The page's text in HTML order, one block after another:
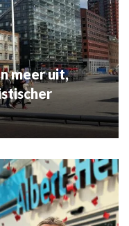
meer uit,